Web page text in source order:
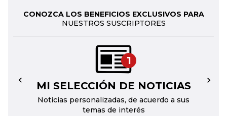
CONOZCA LOS BENEFICIOS EXCLUSIVOS PARA
NUESTROS SUSCRIPTORES
1
MI SELECCIÓN DE NOTICIAS
Noticias personalizadas, de acuerdo a sus
temas de interés
← →